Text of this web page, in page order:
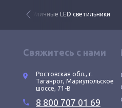
Уличные LED светильники
Свяжитесь с нами
Ростовская обл., г.
Таганрог, Мариупольское
шоссе, 71-В
8 800 707 01 69